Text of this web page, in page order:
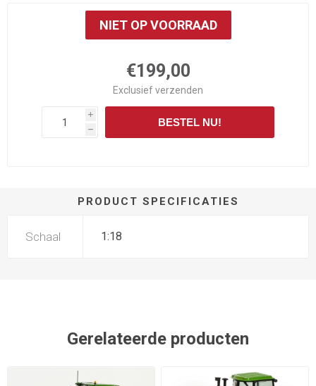
NIET OP VOORRAAD
€199,00
Exclusiefverzenden
i
h
BESTEL NU!
PRODUCT SPECIFICATIES
Schaal 1:18
Gerelateerde producten